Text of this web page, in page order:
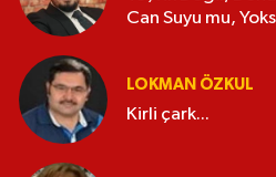
Can Suyu mu,
LOKMAN ÖZKUL
Kirli çark...